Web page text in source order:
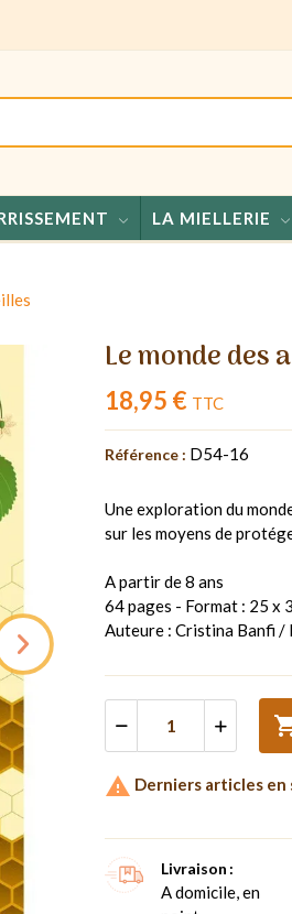
LA MIELLERIE
Le monde des
18,95 € TTC
Référence : D54-16
Une exploration du
sur les moyens de
A partir de 8 ans
64 pages - Format : 25 x
Auteure : Cristina Banfi /
 Derniers articles en
Livraison
A domicile, en